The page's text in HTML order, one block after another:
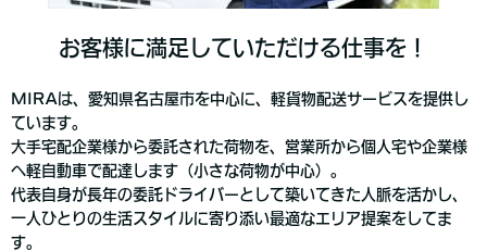
お客様に満足していただける仕事を！
MIRAは、愛知県名古屋市を中心に、軽貨物配送サービスを提供し
ています。
大手宅配企業様から委託された荷物を、営業所から個人宅や企業様
へ軽自動車で配達します（小さな荷物が中心）。
代表自身が長年の委託ドライバーとして築いてきた人脈を活かし、
一人ひとりの生活スタイルに寄り添い最適なエリア提案をしてま
す。